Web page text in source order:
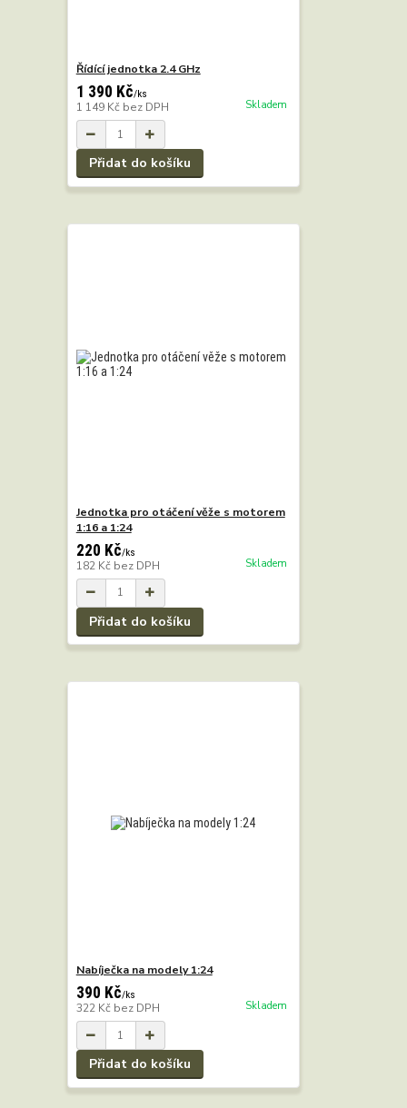
Řídící jednotka 2.4 GHz
1 390 Kč/ks
1 149 Kč bez DPH Skladem
Přidat do košíku
Jednotka pro otáčení věže s motorem
1:16 a 1:24
220 Kč/ks
182 Kč bez DPH Skladem
Přidat do košíku
Nabíječka na modely 1:24
390 Kč/ks
322 Kč bez DPH Skladem
Přidat do košíku